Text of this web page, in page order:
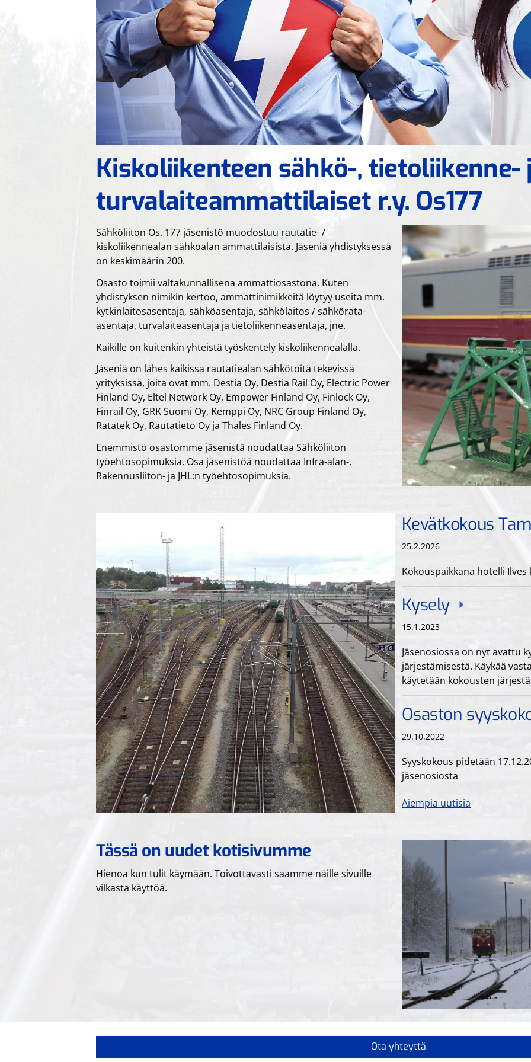
Kiskoliikenteen sähkö-, tietoliikenne-
turvalaiteammattilaiset r.y. Os177
Sähköliiton Os. 177 jäsenistö muodostuu rautatie- /
kiskoliikennealan sähköalan ammattilaisista. Jäseniä yhdistyksessä
on keskimäärin 200.
Osasto toimii valtakunnallisena ammattiosastona. Kuten
yhdistyksen nimikin kertoo, ammattinimikkeitä löytyy useita mm.
kytkinlaitosasentaja, sähköasentaja, sähkölaitos / sähkörata-
asentaja, turvalaiteasentaja ja tietoliikenneasentaja, jne.
Kaikille on kuitenkin yhteistä työskentely kiskoliikennealalla.
Jäseniä on lähes kaikissa rautatiealan sähkötöitä tekevissä
yrityksissä, joita ovat mm. Destia Oy, Destia Rail Oy, Electric Power
Finland Oy, Eltel Network Oy, Empower Finland Oy, Finlock Oy,
Finrail Oy, GRK Suomi Oy, Kemppi Oy, NRC Group Finland Oy,
Ratatek Oy, Rautatieto Oy ja Thales Finland Oy.
Enemmistö osastomme jäsenistä noudattaa Sähköliiton
työehtosopimuksia. Osa jäsenistöä noudattaa Infra-alan-,
Rakennusliiton- ja JHL:n työehtosopimuksia.
Kevätkokous
25.2.2026
Kokouspaikkana hotelli Ilves
Kysely
15.1.2023
Jäsenosiossa on nyt avattu
järjestämisestä. Käykää
käytetään kokousten
Osaston
29.10.2022
Syyskokous pidetään
jäsenosiosta
Aiempia uutisia
Tässä on uudet kotisivumme
Hienoa kun tulit käymään. Toivottavasti saamme näille sivuille
vilkasta käyttöä.
Ota yhteyttä